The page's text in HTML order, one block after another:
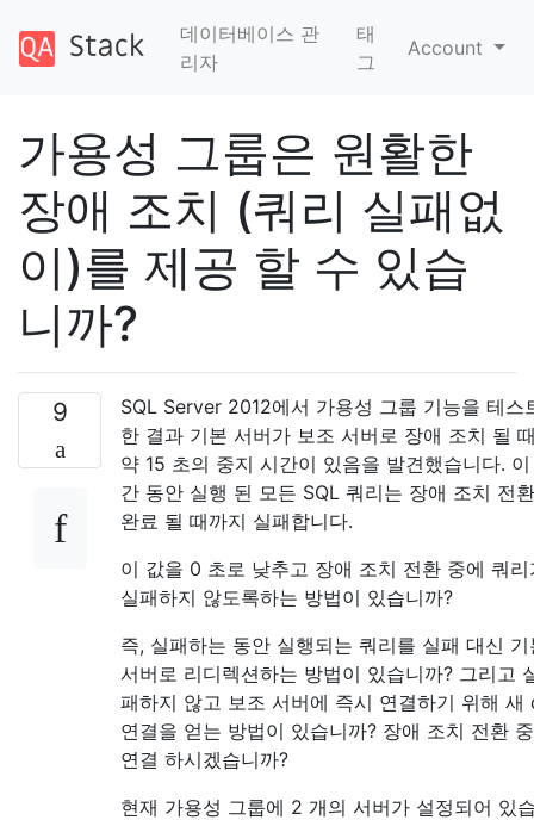
데이터베이스 관
리자
태
그
Account
가용성 그룹은 원활한
장애 조치 (쿼리 실패없
이)를 제공 할 수 있습
니까?
9
SQL Server 2012에서 가용성 그룹 기능을 테스
한 결과 기본 서버가 보조 서버로 장애 조치 될
약 15 초의 중지 시간이 있음을 발견했습니다.
간 동안 실행 된 모든 SQL 쿼리는 장애 조치 전
완료 될 때까지 실패합니다.
이 값을 0 초로 낮추고 장애 조치 전환 중에 쿼리
실패하지 않도록하는 방법이 있습니까?
즉, 실패하는 동안 실행되는 쿼리를 실패 대신 기
서버로 리디렉션하는 방법이 있습니까? 그리고
패하지 않고 보조 서버에 즉시 연결하기 위해 새
연결을 얻는 방법이 있습니까? 장애 조치 전환
연결 하시겠습니까?
현재 가용성 그룹에 2 개의 서버가 설정되어 있